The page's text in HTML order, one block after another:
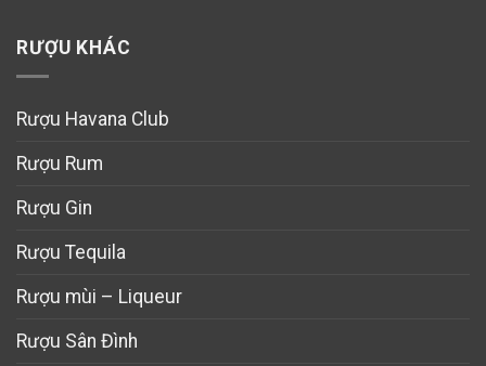
RƯỢU KHÁC
Rượu Havana Club
Rượu Rum
Rượu Gin
Rượu Tequila
Rượu mùi – Liqueur
Rượu Sân Đình